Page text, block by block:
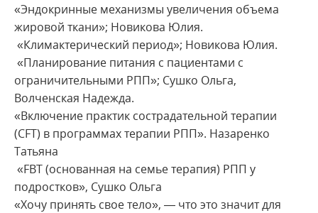
«Эндокринные механизмы увеличения объема
жировой ткани»; Новикова Юлия.
«Климактерический период»; Новикова Юлия.
«Планирование питания с пациентами с
ограничительными РПП»; Сушко Ольга,
Волченская Надежда.
«Включение практик сострадательной терапии
(CFT) в программах терапии РПП». Назаренко
Татьяна
«FBT (основанная на семье терапия) РПП у
подростков», Сушко Ольга
«Хочу принять свое тело», — что это значит для